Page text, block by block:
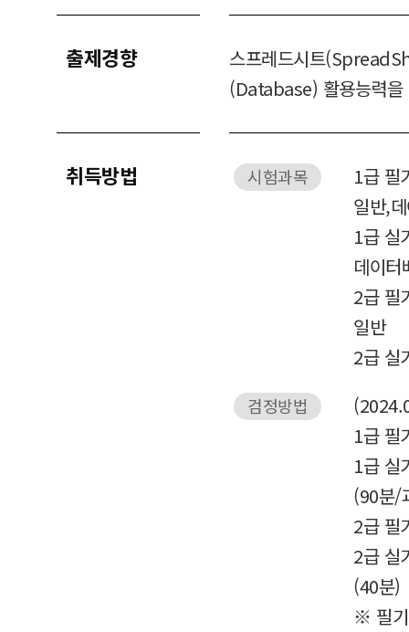
출제경향
스프레드시트
(Database) 활용능력을
취득방법 시험과목
1급 필
일반,
1급 실
데이터
2급 필
일반
2급 실
검정방법
1급 필
1급 실
(90분/
2급 필
2급 실
(40분)
※ 필